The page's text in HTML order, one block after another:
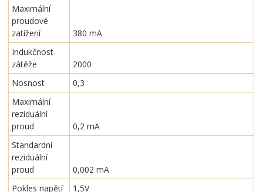
Maximální
proudové
zatížení
380 mA
Indukčnost
zátěže
2000
Nosnost
0,3
Maximální
reziduální
proud
0,2 mA
Standardní
reziduální
proud
0,002 mA
Pokles napětí
1,5V